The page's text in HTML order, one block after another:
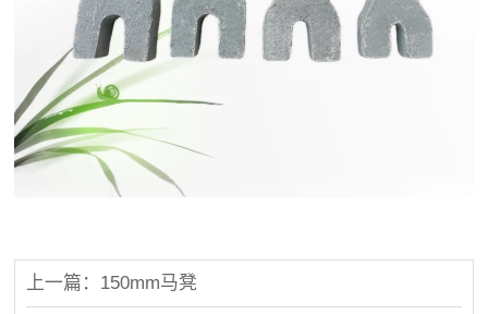
上一篇：150mm马凳